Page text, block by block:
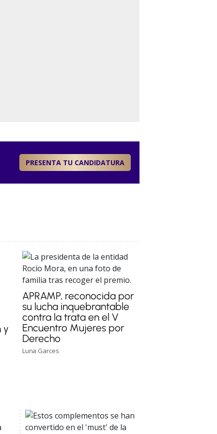
PRESENTA TU CANDIDATURA
y
APRAMP, reconocida por
su lucha inquebrantable
contra la trata en el V
Encuentro Mujeres por
Derecho
Luna Garces